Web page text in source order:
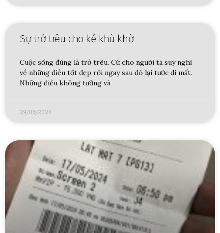
Sự trớ trêu cho kẻ khù khờ
Cuộc sống đúng là trớ trêu. Cứ cho người ta suy nghĩ
về những điều tốt đẹp rồi ngay sau đó lại tước đi mất.
Những điều không tưởng và
29/06/2024